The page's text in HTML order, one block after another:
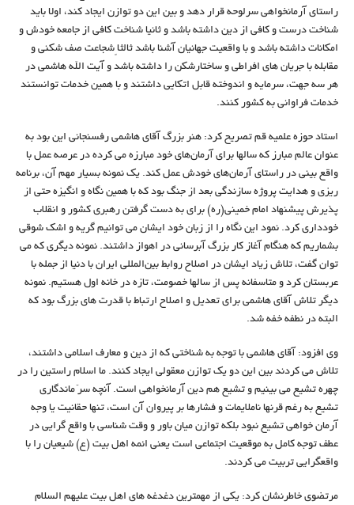
راستای آرمانخواهی سرلوحه قرار دهد و بین این دو توازن ایجاد کند، اولا باید
شناخت درست و کافی از دین داشته باشد و ثانیا شناخت کافی از جامعه خودش و
امکانات داشته باشد و با واقعیت جهانیان آشنا باشد ثالثاً شجاعت صف شکنی و
مقابله با جریان های افراطی و ساختارشکن را داشته باشد و آیت الله هاشمی در
هر سه جهت، سرمایه و اندوخته قابل اتکایی داشتند و با همین خدمات توانستند
خدمات فراوانی به کشور کنند.
استاد حوزه علمیه قم تصریح کرد: هنر بزرگ آقای هاشمی رفسنجانی این بود به
عنوان عالم مبارز که سالها برای آرمان‌های خود مبارزه می کرده در عرصه عمل با
واقع بینی در راستای آرمان‌های خودش عمل کند. یک نمونه بسیار مهم آن، برنامه
ریزی و هدایت پروژه سازندگی بعد از جنگ بود که با همین نگاه و انگیزه حتی از
پذیرش پیشنهاد امام خمینی(ره) برای به دست گرفتن رهبری کشور و انقلاب
خودداری کرد. نمود این نگاه را از زبان خود ایشان می توانیم گریه و اشک شوقی
بشماریم که هنگام آغاز کار بزرگ آبرسانی در اهواز داشتند. نمونه دیگری که می
توان گفت، تلاش زیاد ایشان در اصلاح روابط بین‌المللی ایران با دنیا از جمله با
عربستان کرد و متاسفانه پس از سالها خصومت، تازه در خانه اول هستیم. نمونه
دیگر تلاش آقای هاشمی برای تعدیل و اصلاح ارتباط با قدرت های بزرگ بود که
البته در نطفه خفه شد.
وی افزود: آقای هاشمی با توجه به شناختی که از دین و معارف اسلامی داشتند،
تلاش می کردند بین این دو یک توازن معقولی ایجاد کنند. ما اسلام راستین را در
چهره تشیع می بینیم و تشیع هم دین آرمانخواهی است. آنچه سرّ ماندگاری
تشیع به رغم قرنها ناملایمات و فشارها بر پیروان آن است، تنها حقانیت یا وجه
آرمان خواهی تشیع نبود بلکه توازن میان باور و وقت شناسی با واقع گرایی در
عطف توجه کامل به موقعیت اجتماعی است یعنی ائمه اهل بیت (ع) شیعیان را با
واقعگرایی تربیت می کردند.
مرتضوی خاطرنشان کرد: یکی از مهمترین دغدغه های اهل بیت علیهم السلام